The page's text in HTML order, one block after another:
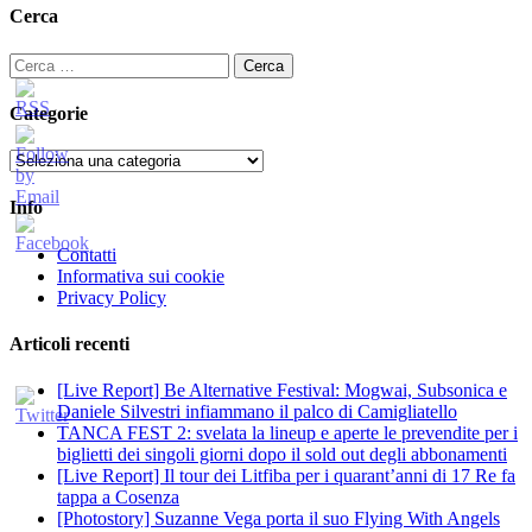
Cerca
Ricerca
per:
Categorie
Categorie
Info
Contatti
Informativa sui cookie
Privacy Policy
Articoli recenti
[Live Report] Be Alternative Festival: Mogwai, Subsonica e
Daniele Silvestri infiammano il palco di Camigliatello
TANCA FEST 2: svelata la lineup e aperte le prevendite per i
biglietti dei singoli giorni dopo il sold out degli abbonamenti
[Live Report] Il tour dei Litfiba per i quarant’anni di 17 Re fa
tappa a Cosenza
[Photostory] Suzanne Vega porta il suo Flying With Angels